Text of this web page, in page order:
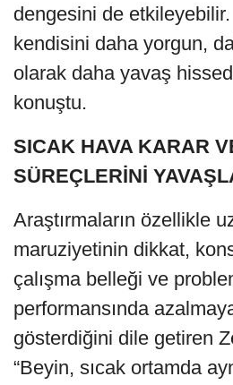
dengesini de
kendisini daha yorgun,
olarak daha yavaş
konuştu.
SICAK HAVA KARAR
SÜREÇLERİNİ
Araştırmaların özellikle
maruziyetinin dikkat,
çalışma belleği ve
performansında
gösterdiğini dile getiren
“Beyin, sıcak ortamda